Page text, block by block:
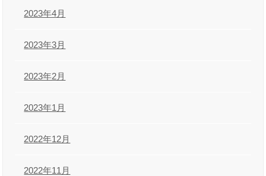
2023年4月
2023年3月
2023年2月
2023年1月
2022年12月
2022年11月